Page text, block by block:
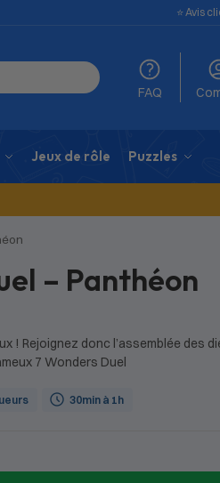
⭐️ Avis
FAQ
Jeux de rôle Puzzles
– Panthéon
! Rejoignez donc l’assemblée des
7 Wonders Duel
30min à 1h